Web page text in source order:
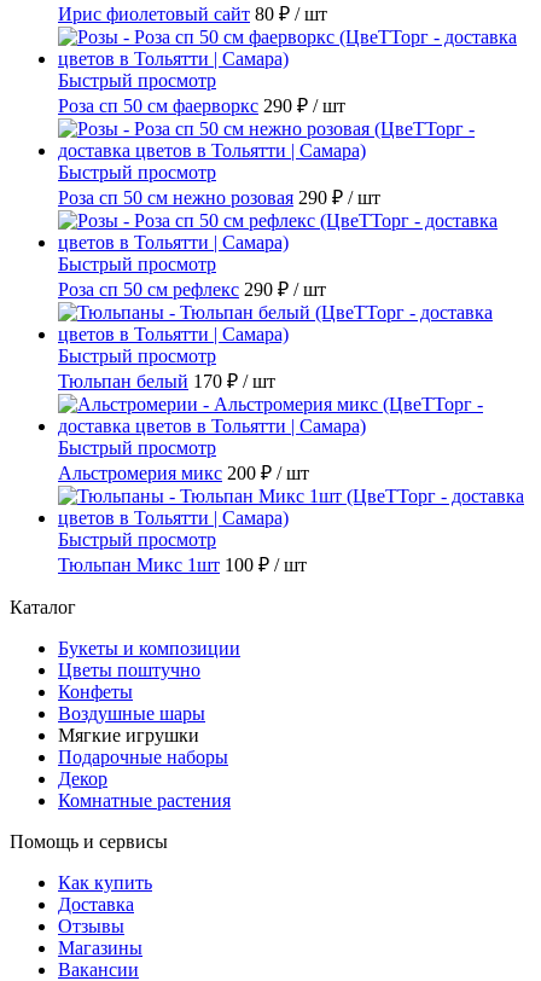
Ирис фиолетовый сайт 80 ₽ / шт
Быстрый просмотр
Роза сп 50 см фаерворкс 290 ₽ / шт
Быстрый просмотр
Роза сп 50 см нежно розовая 290 ₽ / шт
Быстрый просмотр
Роза сп 50 см рефлекс 290 ₽ / шт
Быстрый просмотр
Тюльпан белый 170 ₽ / шт
Быстрый просмотр
Альстромерия микс 200 ₽ / шт
Быстрый просмотр
Тюльпан Микс 1шт 100 ₽ / шт
Каталог
Букеты и композиции
Цветы поштучно
Конфеты
Воздушные шары
Мягкие игрушки
Подарочные наборы
Декор
Комнатные растения
Помощь и сервисы
Как купить
Доставка
Отзывы
Магазины
Вакансии